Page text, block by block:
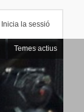
Inicia la sessió
Temes actius